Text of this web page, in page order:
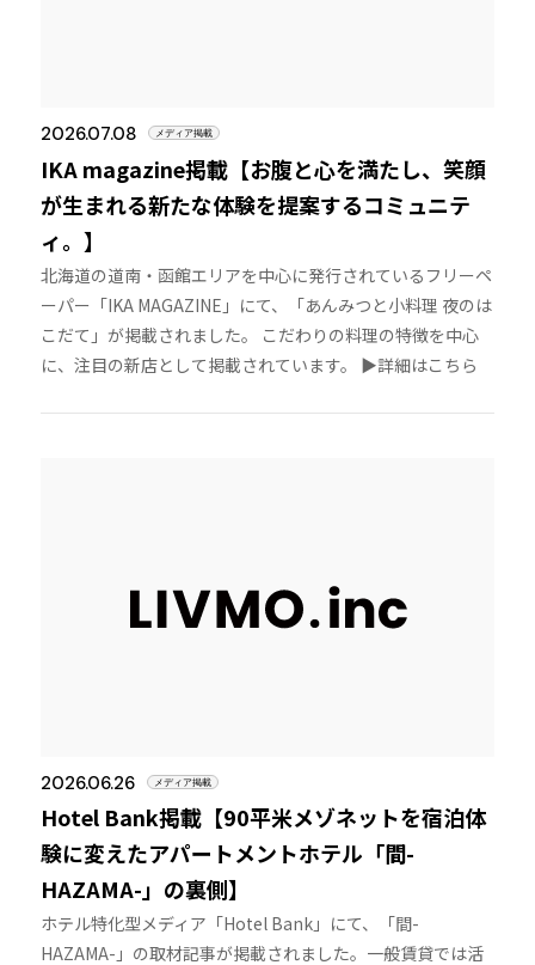
2026.07.08 メディア掲載
IKA magazine掲載【お腹と心を満たし、笑顔
が生まれる新たな体験を提案するコミュニテ
ィ。】
北海道の道南・函館エリアを中心に発行されているフリーペ
ーパー「IKA MAGAZINE」にて、「あんみつと小料理 夜のは
こだて」が掲載されました。 こだわりの料理の特徴を中心
に、注目の新店として掲載されています。 ▶︎詳細はこちら
2026.06.26 メディア掲載
Hotel Bank掲載【90平米メゾネットを宿泊体
験に変えたアパートメントホテル「間-
HAZAMA-」の裏側】
ホテル特化型メディア「Hotel Bank」にて、「間-
HAZAMA-」の取材記事が掲載されました。一般賃貸では活